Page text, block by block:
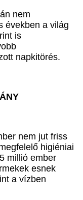
nem
években a világ
is
napkitörés.
nem jut friss
higiéniai
millió ember
esnek
a vízben